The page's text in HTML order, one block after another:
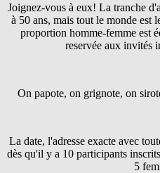
Joignez-vous à eux! La tranche
à 50 ans, mais tout le monde est
proportion homme-femme est
reservée aux invités
On papote, on grignote, on
La date, l'adresse exacte avec
dès qu'il y a 10 participants
5